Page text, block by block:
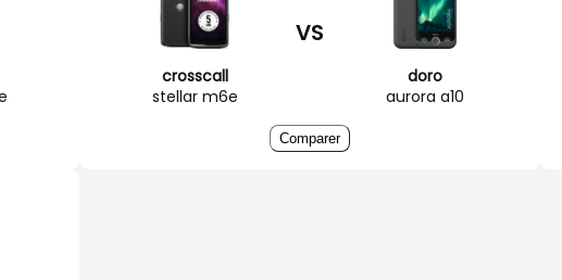
crosscall
stellar m6e
VS
doro
aurora a10
Comparer